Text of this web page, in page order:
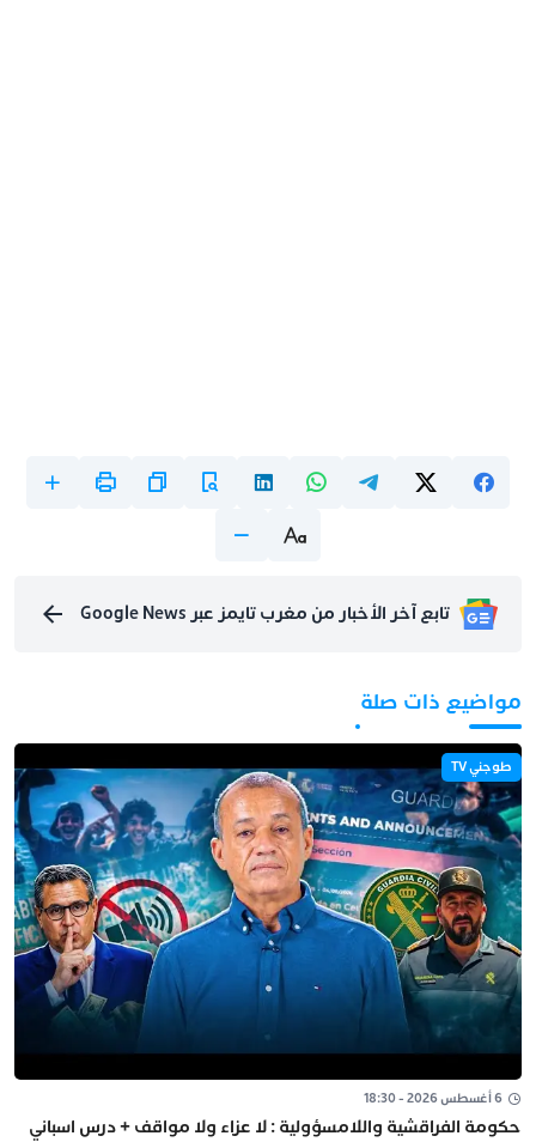
تابع آخر الأخبار من مغرب تايمز عبر Google News
مواضيع ذات صلة
طوجني TV
6 أغسطس 2026 - 18:30
حكومة الفراقشية واللامسؤولية : لا عزاء ولا مواقف + درس اسباني